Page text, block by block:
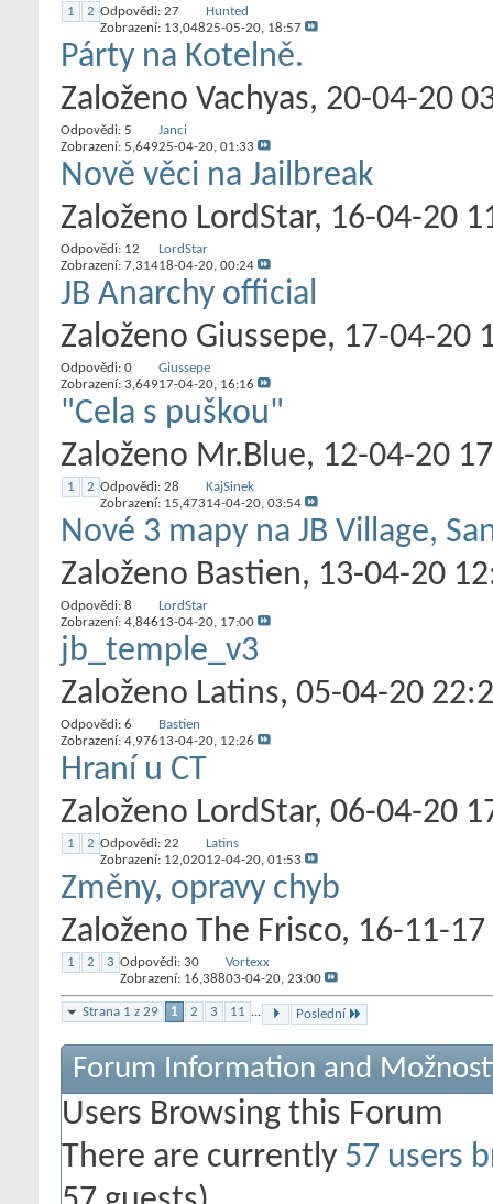
1 2 Odpovědi: 27
Zobrazení: 13,048
Hunted
25-05-20, 18:57
Párty na Kotelně.
Založeno Vachyas‎, 20-04-20
Odpovědi: 5
Zobrazení: 5,649
Janci
25-04-20, 01:33
Nově věci na Jailbreak
Založeno LordStar‎, 16-04-20
Odpovědi: 12
Zobrazení: 7,314
LordStar
18-04-20, 00:24
JB Anarchy official
Založeno Giussepe‎, 17-04-20
Odpovědi: 0
Zobrazení: 3,649
Giussepe
17-04-20, 16:16
"Cela s puškou"
Založeno Mr.Blue‎, 12-04-20
1 2 Odpovědi: 28
Zobrazení: 15,473
KajSinek
14-04-20, 03:54
Nové 3 mapy na JB Village,
Založeno Bastien‎, 13-04-20
Odpovědi: 8
Zobrazení: 4,846
LordStar
13-04-20, 17:00
jb_temple_v3
Založeno Latins‎, 05-04-20
Odpovědi: 6
Zobrazení: 4,976
Bastien
13-04-20, 12:26
Hraní u CT
Založeno LordStar‎, 06-04-20
1 2 Odpovědi: 22
Zobrazení: 12,020
Latins
12-04-20, 01:53
Změny, opravy chyb
Založeno The Frisco‎, 16-11-
1 2 3 Odpovědi: 30
Zobrazení: 16,388
Vortexx
03-04-20, 23:00
Strana 1 z 29 1 2 3 11 ... Poslední
Forum Information and
Users Browsing this Forum
There are currently 57 users